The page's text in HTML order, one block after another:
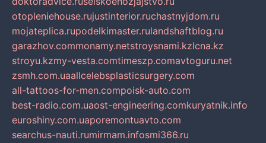
otopleniehouse.rujustinterior.ruchastnyjdom.ru
mojateplica.rupodelkimaster.rulandshaftblog.ru
garazhov.commonamy.netstroysnami.kzlcna.kz
stroyu.kzmy-vesta.comtimeszp.comavtoguru.net
zsmh.com.uaallcelebsplasticsurgery.com
all-tattoos-for-men.compoisk-auto.com
best-radio.com.uaost-engineering.comkuryatnik.info
euroshiny.com.uaporemontuavto.com
searchus-nauti.rumirmam.infosmi366.ru